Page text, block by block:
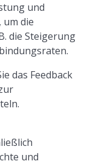
und
um die
die Steigerung
das Feedback
und